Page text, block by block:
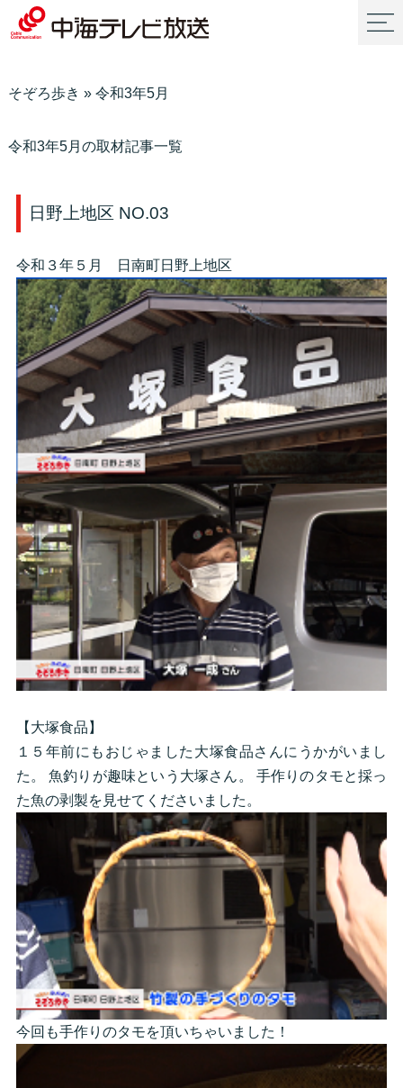
そぞろ歩き » 令和3年5月
令和3年5月の取材記事一覧
日野上地区 NO.03
令和３年５月 日南町日野上地区
【大塚食品】
１５年前にもおじゃました大塚食品さんにうかがいまし
た。 魚釣りが趣味という大塚さん。 手作りのタモと採っ
た魚の剥製を見せてくださいました。
今回も手作りのタモを頂いちゃいました！